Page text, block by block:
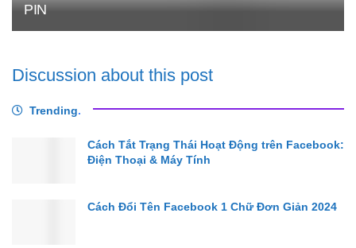
PIN
Discussion about this post
Trending.
Cách Tắt Trạng Thái Hoạt Động trên Facebook:
Điện Thoại & Máy Tính
Cách Đổi Tên Facebook 1 Chữ Đơn Giản 2024